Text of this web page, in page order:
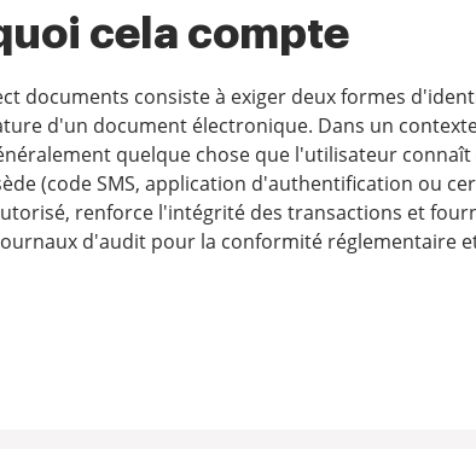
cela compte
documents consiste à exiger deux formes
d'un document électronique. Dans un
quelque chose que l'utilisateur
(code SMS, application d'authentification ou
renforce l'intégrité des transactions et
d'audit pour la conformité réglementaire